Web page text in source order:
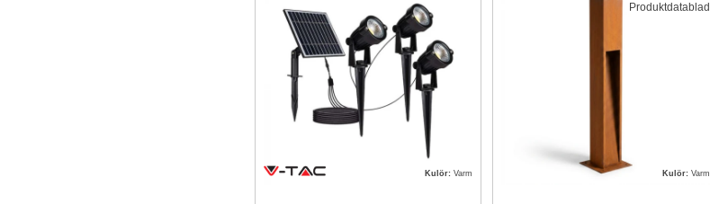
Kulör:Varm
Produktdatablad
Kulör:Varm